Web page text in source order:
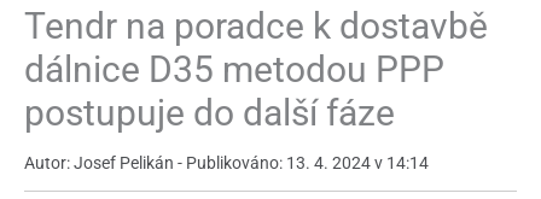
Tendr na poradce k dostavbě
dálnice D35 metodou PPP
postupuje do další fáze
Autor: Josef Pelikán - Publikováno: 13. 4. 2024 v 14:14